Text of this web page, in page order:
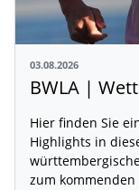
03.08.2026
BWLA |
Hier finden Sie
Highlights in
zum kommenden